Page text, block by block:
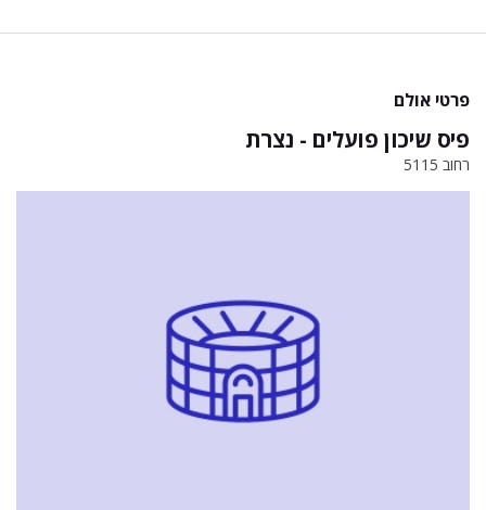
פרטי אולם
פיס שיכון פועלים - נצרת
רחוב 5115